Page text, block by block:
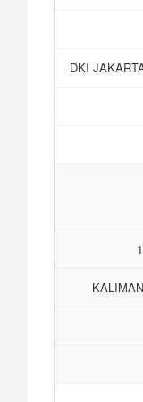
DKI